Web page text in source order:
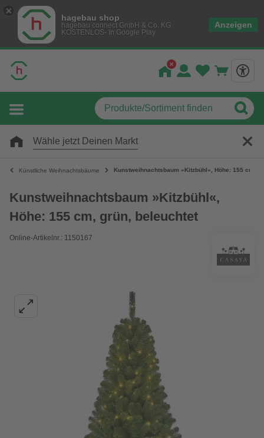
hagebau shop
hagebau connect GmbH & Co. KG
KOSTENLOS- In Google Play
Anzeigen
Wähle jetzt Deinen Markt
Künstliche Weihnachtsbäume Kunstweihnachtsbaum »Kitzbühl«, Höhe: 155 cm,
Kunstweihnachtsbaum »Kitzbühl«,
Höhe: 155 cm, grün, beleuchtet
Online-Artikelnr.: 1150167